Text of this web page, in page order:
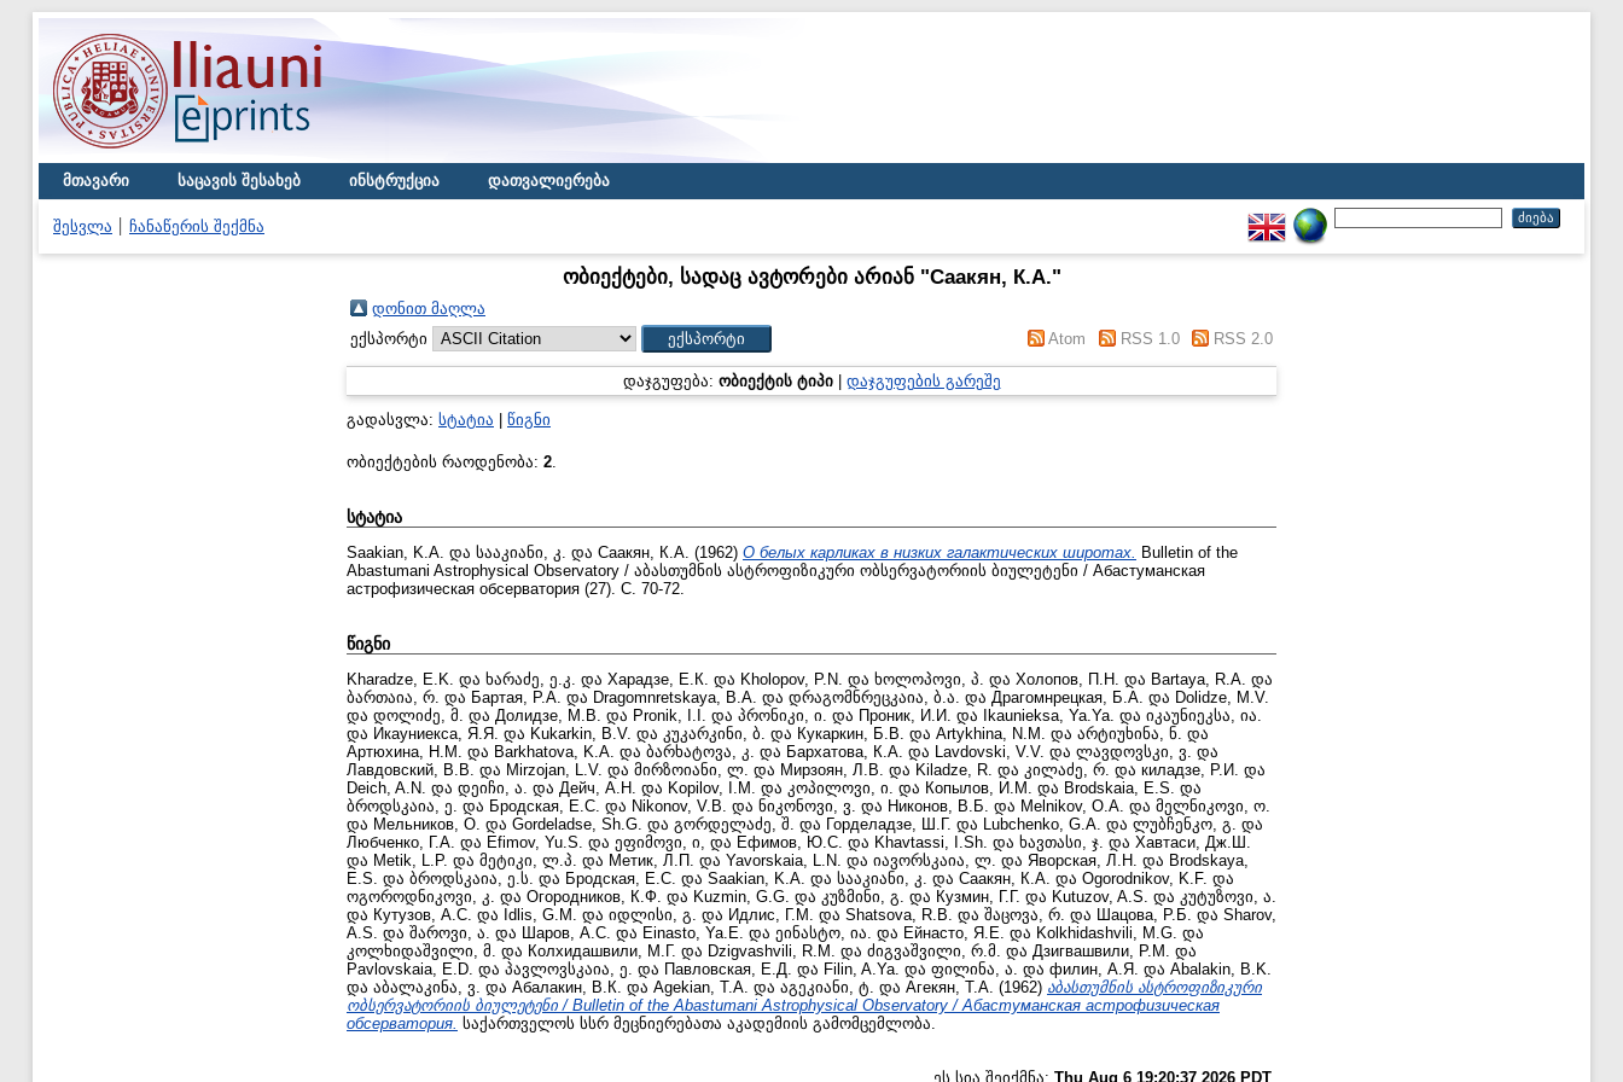
მთავარი საცავის შესახებ ინსტრუქცია დათვალიერება
შესვლა ჩანაწერის შექმნა
ობიექტები, სადაც ავტორები არიან "Саакян, К.А."
დონით მაღლა
ექსპორტი
Atom RSS 1.0 RSS 2.0
დაჯგუფება: ობიექტის ტიპი| დაჯგუფების გარეშე
გადასვლა: სტატია წიგნი
ობიექტების რაოდენობა: 2.
სტატია
Saakian, K.A. და სააკიანი, კ. და Саакян, К.А. (1962) О белых карликах в низких галактических широтах.
Bulletin of the
Abastumani Astrophysical Observatory / აბასთუმნის ასტროფიზიკური ობსერვატორიის ბიულეტენი / Абастуманская
астрофизическая обсерватория (27). С. 70-72.
წიგნი
Kharadze, E.K. და ხარაძე, ე.კ. და Харадзе, Е.К. და Kholopov, P.N. და ხოლოპოვი, პ. და Холопов, П.Н. და Bartaya, R.A. და
ბართაია, რ. და Бартая, Р.А. და Dragomnretskaya, B.A. და დრაგომნრეცკაია, ბ.ა. და Драгомнрецкая, Б.А. და Dolidze, M.V.
და დოლიძე, მ. და Долидзе, М.В. და Pronik, I.I. და პრონიკი, ი. და Проник, И.И. და Ikaunieksa, Ya.Ya. და იკაუნიეკსა, ია.
და Икауниекса, Я.Я. და Kukarkin, B.V. და კუკარკინი, ბ. და Кукаркин, Б.В. და Artykhina, N.M. და არტიუხინა, ნ. და
Артюхина, Н.М. და Barkhatova, K.A. და ბარხატოვა, კ. და Бархатова, К.А. და Lavdovski, V.V. და ლავდოვსკი, ვ. და
Лавдовский, В.В. და Mirzojan, L.V. და მირზოიანი, ლ. და Мирзоян, Л.В. და Kiladze, R. და კილაძე, რ. და киладзе, Р.И. და
Deich, A.N. და დეიჩი, ა. და Дейч, А.Н. და Kopilov, I.M. და კოპილოვი, ი. და Копылов, И.М. და Brodskaia, E.S. და
ბროდსკაია, ე. და Бродская, Е.С. და Nikonov, V.B. და ნიკონოვი, ვ. და Никонов, В.Б. და Melnikov, O.A. და მელნიკოვი, ო.
და Мельников, О. და Gordeladse, Sh.G. და გორდელაძე, შ. და Горделадзе, Ш.Г. და Lubchenko, G.A. და ლუბჩენკო, გ. და
Любченко, Г.А. და Efimov, Yu.S. და ეფიმოვი, ი, და Ефимов, Ю.С. და Khavtassi, I.Sh. და ხავთასი, ჯ. და Хавтаси, Дж.Ш.
და Metik, L.P. და მეტიკი, ლ.პ. და Метик, Л.П. და Yavorskaia, L.N. და იავორსკაია, ლ. და Яворская, Л.Н. და Brodskaya,
E.S. და ბროდსკაია, ე.ს. და Бродская, Е.С. და Saakian, K.A. და სააკიანი, კ. და Саакян, К.А. და Ogorodnikov, K.F. და
ოგოროდნიკოვი, კ. და Огородников, К.Ф. და Kuzmin, G.G. და კუზმინი, გ. და Кузмин, Г.Г. და Kutuzov, A.S. და კუტუზოვი, ა.
და Кутузов, А.С. და Idlis, G.M. და იდლისი, გ. და Идлис, Г.М. და Shatsova, R.B. და შაცოვა, რ. და Шацова, Р.Б. და Sharov,
A.S. და შაროვი, ა. და Шаров, А.С. და Einasto, Ya.E. და ეინასტო, ია. და Ейнасто, Я.Е. და Kolkhidashvili, M.G. და
კოლხიდაშვილი, მ. და Колхидашвили, М.Г. და Dzigvashvili, R.M. და ძიგვაშვილი, რ.მ. და Дзигвашвили, Р.М. და
Pavlovskaia, E.D. და პავლოვსკაია, ე. და Павловская, Е.Д. და Filin, A.Ya. და ფილინა, ა. და филин, А.Я. და Abalakin, B.K.
და აბალაკინა, ვ. და Абалакин, В.К. და Agekian, T.A. და აგეკიანი, ტ. და Агекян, Т.А. (1962) აბასთუმნის ასტროფიზიკური
ობსერვატორიის ბიულეტენი / Bulletin of the Abastumani Astrophysical Observatory / Абастуманская астрофизическая
обсерватория. საქართველოს სსრ მეცნიერებათა აკადემიის გამომცემლობა.
ეს სია შეიქმნა: Thu Aug 6 19:20:37 2026 PDT